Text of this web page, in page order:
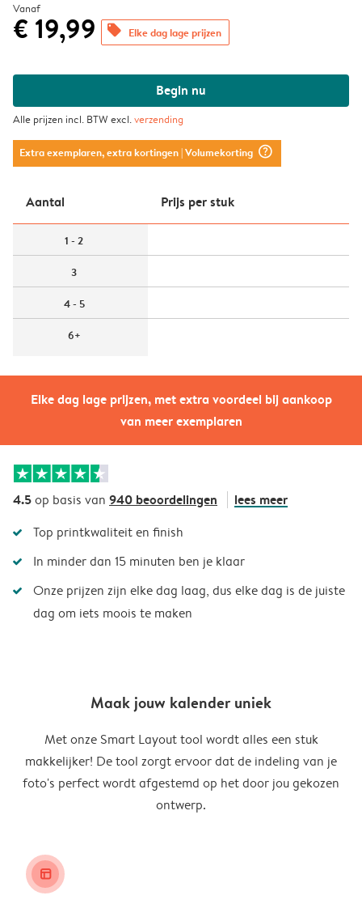
Elke dag lage prijzen, met extra voordeel bij aankoop
van meer exemplaren
Vanaf
€ 19,99 offers Elke dag lage prijzen
Begin nu
Alle prijzen incl. BTW excl.verzending
Extra exemplaren, extra kortingen| Volumekorting question_mark_circle
Aantal Prijs per stuk
1 - 2
3
4 - 5
6+
4.5op basis van 940 beoordelingen lees meer
Top printkwaliteit en finish
In minder dan 15 minuten ben je klaar
Onze prijzen zijn elke dag laag, dus elke dag is de juiste
dag om iets moois te maken
Maak jouw kalender uniek
Met onze Smart Layout tool wordt alles een stuk
makkelijker! De tool zorgt ervoor dat de indeling van je
foto's perfect wordt afgestemd op het door jou gekozen
ontwerp.
layout_alt